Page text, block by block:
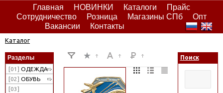
Главная НОВИНКИ Каталоги
Прайс
Сотрудничество
Розница Магазины СПб
Опт
Вакансии
Контакты
Каталог
Разделы
[01] ОДЕЖДА
[02] ОБУВЬ
[03]
Поиск